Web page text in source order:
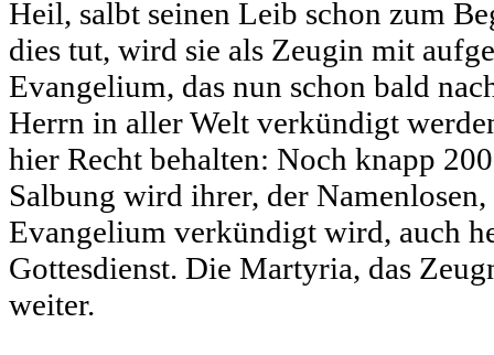
Heil, salbt seinen Leib schon zum
dies tut, wird sie als Zeugin mit
Evangelium, das nun schon bald
Herrn in aller Welt verkündigt
hier Recht behalten: Noch knapp
Salbung wird ihrer, der
Evangelium verkündigt wird, auch
Gottesdienst. Die Martyria, das
weiter.